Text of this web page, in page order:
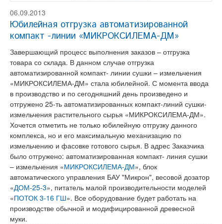
06.09.2013
Юбилейная отгрузка автоматизированной
компакт -линии «МИКРОКСИЛЕМА-ДМ»
Завершающий процесс выполнения заказов – отгрузка
товара со склада. В данном случае отгрузка
автоматизированной компакт- линии сушки – измельчения
«МИКРОКСИЛЕМА-ДМ» стала юбилейной. С момента ввода
в производство и по сегодняшний день произведено и
отгружено 25-ть автоматизированных компакт-линий сушки-
измельчения растительного сырья «МИКРОКСИЛЕМА-ДМ».
Хочется отметить не только юбилейную отгрузку данного
комплекса, но и его максимальную механизацию по
измельчению и фасовке готового сырья. В адрес Заказчика
было отгружено: автоматизированная компакт- линия сушки
– измельчения «МИКРОКСИЛЕМА-ДМ», блок
автоматического управления БАУ "Микрон", весовой дозатор
«ДОМ-25-3», питатель малой производительности моделей
«ПОТОК 3-16 ГШ». Все оборудование будет работать на
производстве обычной и модифицированной древесной
муки.